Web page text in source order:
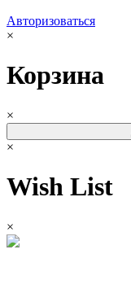
Авторизоваться
×
Корзина
×
×
Wish List
×